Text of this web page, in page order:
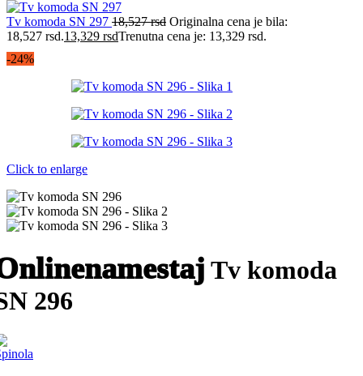
Tv komoda SN 297 18,527rsd Originalna cena je bila:
18,527 rsd.13,329 rsdTrenutna cena je: 13,329 rsd.
-24%
Click to enlarge
Tv komoda
296